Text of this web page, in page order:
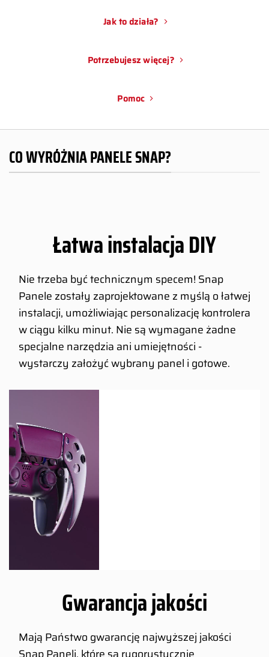
Jak to działa?
Potrzebujesz więcej?
Pomoc
CO WYRÓŻNIA PANELE SNAP?
Łatwa instalacja DIY
Nie trzeba być technicznym specem! Snap
Panele zostały zaprojektowane z myślą o łatwej
instalacji, umożliwiając personalizację kontrolera
w ciągu kilku minut. Nie są wymagane żadne
specjalne narzędzia ani umiejętności -
wystarczy założyć wybrany panel i gotowe.
Gwarancja jakości
Mają Państwo gwarancję najwyższej jakości